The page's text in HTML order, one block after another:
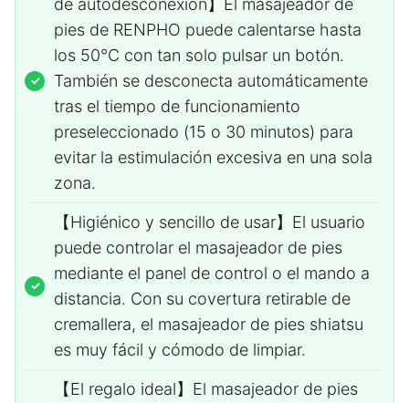
de autodesconexión】El masajeador de
pies de RENPHO puede calentarse hasta
los 50℃ con tan solo pulsar un botón.
También se desconecta automáticamente
tras el tiempo de funcionamiento
preseleccionado (15 o 30 minutos) para
evitar la estimulación excesiva en una sola
zona.
【Higiénico y sencillo de usar】El usuario
puede controlar el masajeador de pies
mediante el panel de control o el mando a
distancia. Con su covertura retirable de
cremallera, el masajeador de pies shiatsu
es muy fácil y cómodo de limpiar.
【El regalo ideal】El masajeador de pies